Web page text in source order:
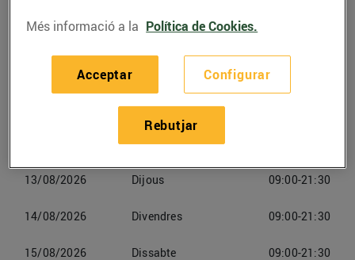
Horaris Bonpreu Calella
10/08/2026 Dilluns 09:00-21:30
Dimarts
Dimecres
13/08/2026 Dijous 09:00-21:30
14/08/2026 Divendres 09:00-21:30
15/08/2026 Dissabte 09:00-21:30
Més informació a la Política de Cookies.
Configurar
Rebutjar
Acceptar